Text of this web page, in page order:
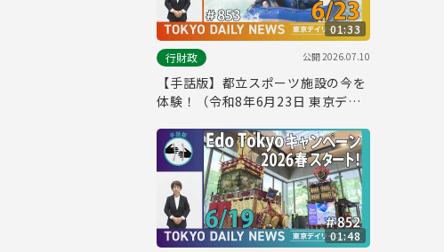
01:33
行財政
公開2026.07.10
【手話版】都立スポーツ施設の今を
体験！（令和8年6月23日 東京デイ
01:48